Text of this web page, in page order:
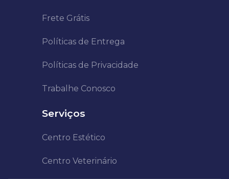
Frete Grátis
Políticas de Entrega
Políticas de Privacidade
Trabalhe Conosco
Serviços
Centro Estético
Centro Veterinário